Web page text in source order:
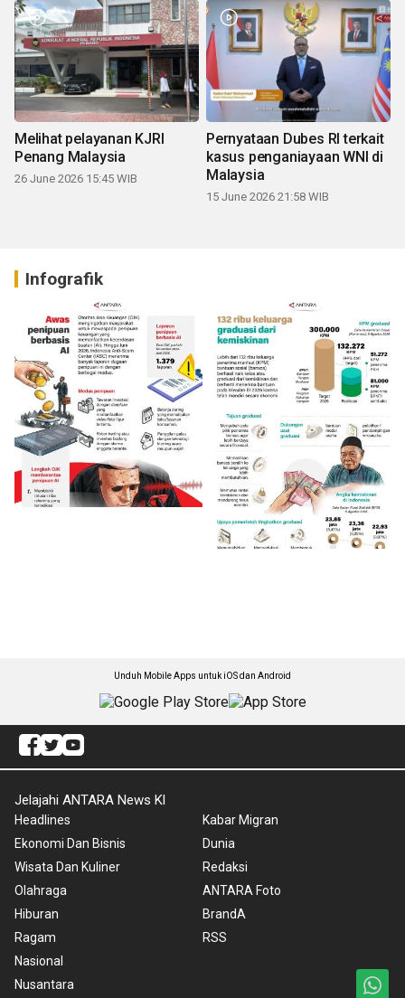
Melihat pelayanan KJRI
Penang Malaysia
26 June 2026 15:45 WIB
Pernyataan Dubes RI terkait
kasus penganiayaan WNI di
Malaysia
15 June 2026 21:58 WIB
Infografik
Unduh Mobile Apps untuk iOS dan Android
Jelajahi ANTARA News Kl
Headlines
Ekonomi Dan Bisnis
Wisata Dan Kuliner
Olahraga
Hiburan
Ragam
Nasional
Nusantara
Kabar Migran
Dunia
Redaksi
ANTARA Foto
BrandA
RSS